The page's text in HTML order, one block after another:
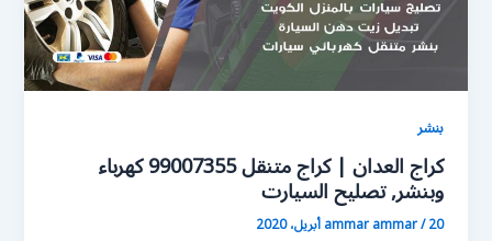
بنشر
كراج العدان | كراج متنقل 99007355 كهرباء
وبنشر, تصليح السيارت
ammar ammar/20 أبريل، 2020